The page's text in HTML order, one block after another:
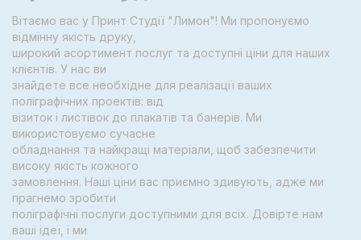
Вітаємо вас у Принт Студії "Лимон"! Ми пропонуємо
відмінну якість друку,
широкий асортимент послуг та доступні ціни для наших
клієнтів. У нас ви
знайдете все необхідне для реалізації ваших
поліграфічних проектів: від
візиток і листівок до плакатів та банерів. Ми
використовуємо сучасне
обладнання та найкращі матеріали, щоб забезпечити
високу якість кожного
замовлення. Наші ціни вас приємно здивують, адже ми
прагнемо зробити
поліграфічні послуги доступними для всіх. Довірте нам
ваші ідеї, і ми